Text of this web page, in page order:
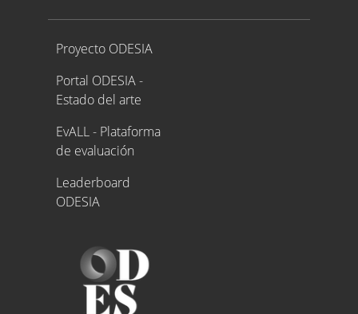
Proyecto ODESIA
Proyecto ODESIA
Portal ODESIA -
Estado del arte
EvALL - Plataforma
de evaluación
Leaderboard
ODESIA